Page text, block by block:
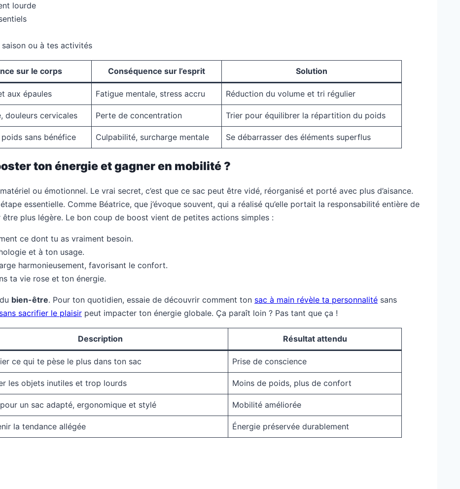
lourde
ou à tes activités
sur le corps Conséquence sur l’esprit Solution
aux épaules Fatigue mentale, stress accru Réduction du volume et tri régulier
douleurs cervicales Perte de concentration Trier pour équilibrer la répartition du poids
sans bénéfice Culpabilité, surcharge mentale Se débarrasser des éléments superflus
ton énergie et gagner en mobilité ?
ou émotionnel. Le vrai secret, c’est que ce sac peut être vidé, réorganisé et porté avec plus d’aisance.
essentielle. Comme Béatrice, que j’évoque souvent, qui a réalisé qu’elle portait la responsabilité entière de
plus légère. Le bon coup de boost vient de petites actions simples :
ce dont tu as vraiment besoin.
et à ton usage.
harmonieusement, favorisant le confort.
ta vie rose et ton énergie.
bien-être. Pour ton quotidien, essaie de découvrir comment ton sac à main révèle ta personnalité sans
sacrifier le plaisir peut impacter ton énergie globale. Ça paraît loin ? Pas tant que ça !
Description Résultat attendu
ce qui te pèse le plus dans ton sac Prise de conscience
les objets inutiles et trop lourds Moins de poids, plus de confort
un sac adapté, ergonomique et stylé Mobilité améliorée
la tendance allégée Énergie préservée durablement